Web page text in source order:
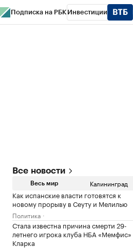
Подписка на РБК Инвестиции
Все новости
Весь мир Калининград
Как испанские власти готовятся к
новому прорыву в Сеуту и Мелилью
Политика
Стала известна причина смерти 29-
летнего игрока клуба НБА «Мемфис»
Кларка